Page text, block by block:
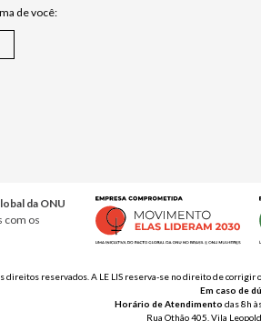
de você:
da ONU
com os
direitos reservados. A LE LIS reserva-se no direito de
Em caso de
Horário de Atendimento das 8h
Rua Othão 405, Vila